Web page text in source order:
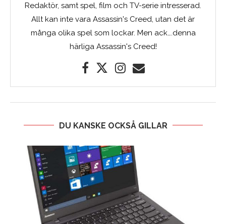
Redaktör, samt spel, film och TV-serie intresserad.
Allt kan inte vara Assassin's Creed, utan det är
många olika spel som lockar. Men ack….denna
härliga Assassin's Creed!
DU KANSKE OCKSÅ GILLAR